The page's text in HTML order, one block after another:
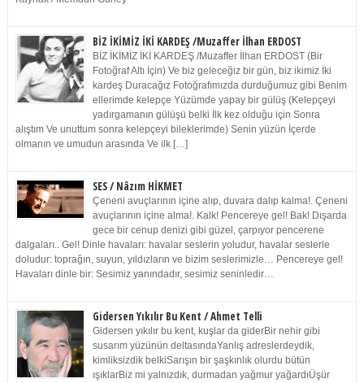
BİZ İKİMİZ İKİ KARDEŞ /Muzaffer İlhan ERDOST
BİZ İKİMİZ İKİ KARDEŞ /Muzaffer İlhan ERDOST (Bir
Fotoğraf Altı İçin) Ve biz geleceğiz bir gün, biz ikimiz İki
kardeş Duracağız Fotoğrafımızda durduğumuz gibi Benim
ellerimde kelepçe Yüzümde yapay bir gülüş (Kelepçeyi
yadırgamanın gülüşü belki İlk kez olduğu için Sonra
alıştım Ve unuttum sonra kelepçeyi bileklerimde) Senin yüzün İçerde
olmanın ve umudun arasında Ve ilk […]
SES / Nâzım HİKMET
Çeneni avuçlarının içine alıp, duvara dalıp kalma!. Çeneni
avuçlarının içine alma!. Kalk! Pencereye gel! Bak! Dışarda
gece bir cenup denizi gibi güzel, çarpıyor pencerene
dalgaları.. Gel! Dinle havaları: havalar seslerin yoludur, havalar seslerle
doludur: toprağın, suyun, yıldızların ve bizim seslerimizle… Pencereye gel!
Havaları dinle bir: Sesimiz yanındadır, sesimiz seninledir…
Gidersen Yıkılır Bu Kent / Ahmet Telli
Gidersen yıkılır bu kent, kuşlar da giderBir nehir gibi
susarım yüzünün deltasındaYanlış adreslerdeydik,
kimliksizdik belkiSarışın bir şaşkınlık olurdu bütün
ışıklarBiz mi yalnızdık, durmadan yağmur yağardıÜşür